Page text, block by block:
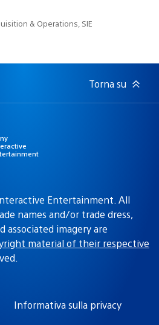
& Operations, SIE
Torna su
Entertainment. All
names and/or trade dress,
associated imagery are
material of their respective
Informativa sulla privacy